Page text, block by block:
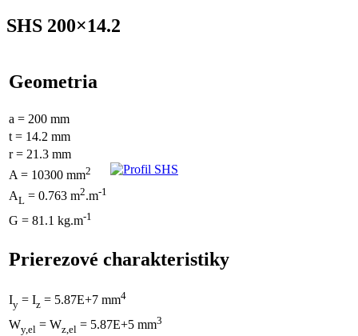
SHS 200×14.2
Geometria
a = 200 mm
t = 14.2 mm
r = 21.3 mm
A = 10300 mm2
AL = 0.763 m2.m-1
G = 81.1 kg.m-1
Prierezové charakteristiky
Iy = Iz = 5.87E+7 mm4
Wy,el = Wz,el = 5.87E+5 mm3